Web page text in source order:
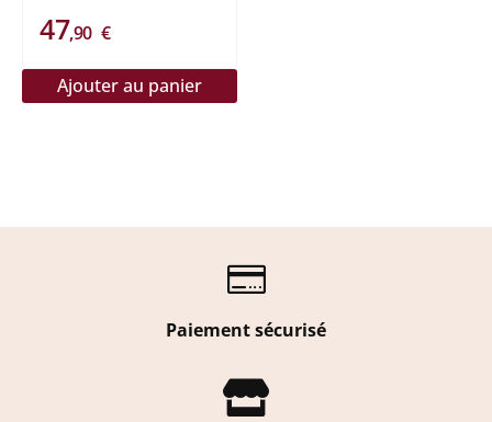
47,90 €
Ajouter au panier

Paiement sécurisé
